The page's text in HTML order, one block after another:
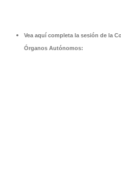
Vea aquí completa la sesión de la
Órganos Autónomos: